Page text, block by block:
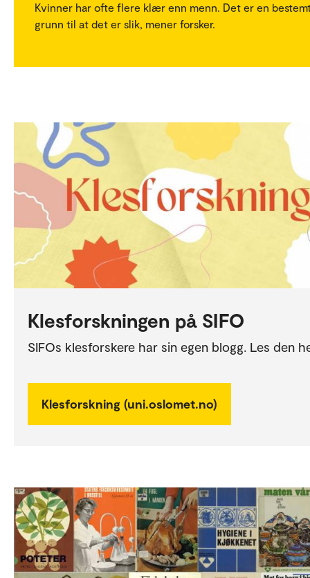
Kvinner har ofte flere klær enn menn. Det er en
grunn til at det er slik, mener forsker.
Klesforskningen på SIFO
SIFOs klesforskere har sin egen blogg. Les den
Klesforskning (uni.oslomet.no)